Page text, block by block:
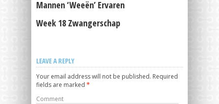
Mannen ‘weeën’ Ervaren
Week 18 Zwangerschap
LEAVE A REPLY
Your email address will not be published. Required
fields are marked *
Comment